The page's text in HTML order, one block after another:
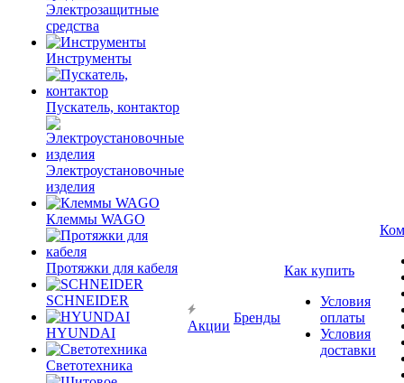
Электрозащитные
средства
Инструменты
Пускатель, контактор
Электроустановочные
изделия
Клеммы WAGO
Протяжки для кабеля
SCHNEIDER
HYUNDAI
Светотехника
Акции
Бренды
Как купить
Условия
оплаты
Условия
доставки